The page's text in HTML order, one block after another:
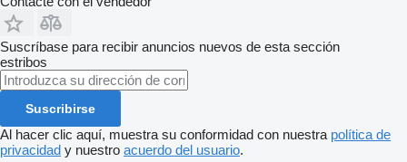
Suscríbase para recibir anuncios nuevos de esta sección
estribos
Suscribirse
Al hacer clic aquí, muestra su conformidad con nuestra política de
privacidad y nuestro acuerdo del usuario.